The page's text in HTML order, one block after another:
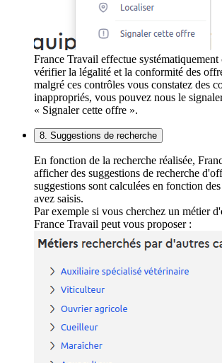
France Travail effectue
vérifier la légalité et la conformité des
malgré ces contrôles vous constatez des
inappropriés, vous pouvez nous le
« Signaler cette offre ».
8. Suggestions de recherche
En fonction de la recherche réalisée,
afficher des suggestions de recherche
suggestions sont calculées en fonction
avez saisis.
Par exemple si vous cherchez un métier
France Travail peut vous proposer :